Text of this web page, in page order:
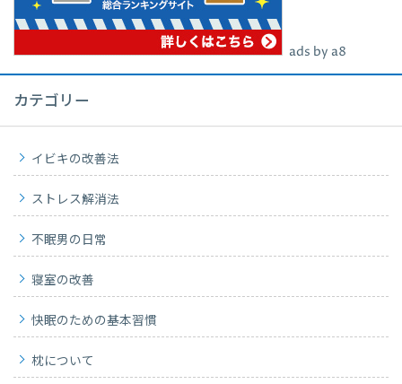
ads by a8
カテゴリー
イビキの改善法
ストレス解消法
不眠男の日常
寝室の改善
快眠のための基本習慣
枕について